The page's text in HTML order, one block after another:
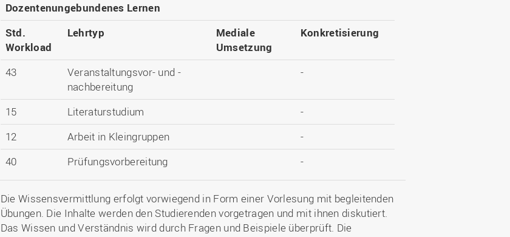
Dozentenungebundenes Lernen
Std.
Workload
Lehrtyp
Mediale
Umsetzung
Konkretisierung
43
Veranstaltungsvor- und -
nachbereitung
-
15 Literaturstudium
-
12
Arbeit in Kleingruppen
-
40
Prüfungsvorbereitung -
Die Wissensvermittlung erfolgt vorwiegend in Form einer Vorlesung mit begleitenden
Übungen. Die Inhalte werden den Studierenden vorgetragen und mit ihnen diskutiert.
Das Wissen und Verständnis wird durch Fragen und Beispiele überprüft. Die